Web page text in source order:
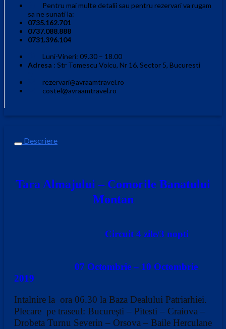
Pentru mai multe detalii sau pentru rezervari va rugam
sa ne sunati la:
0735.162.701
0737.088.888
0731.396.104
Luni-Vineri: 09.30 – 18.00
Adresa : Str Tomescu Voicu, Nr 16, Sector 5, Bucuresti
rezervari@avraamtravel.ro
costel@avraamtravel.ro
Descriere
Tara Almajului – Comorile Banatului
Montan
Circuit 4 zile/3 nopti
07 Octombrie – 10 Octombrie
2019
Intalnire la ora 06.30 la Baza Dealului Patriarhiei.
Plecare pe traseul: Bucureşti – Pitesti – Craiova –
Drobeta Turnu Severin – Orsova – Baile Herculane